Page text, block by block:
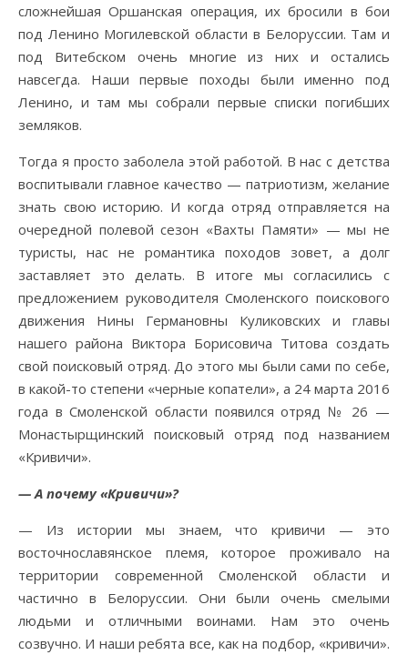
сложнейшая Оршанская операция, их бросили в бои
под Ленино Могилевской области в Белоруссии. Там и
под Витебском очень многие из них и остались
навсегда. Наши первые походы были именно под
Ленино, и там мы собрали первые списки погибших
земляков.
Тогда я просто заболела этой работой. В нас с детства
воспитывали главное качество — патриотизм, желание
знать свою историю. И когда отряд отправляется на
очередной полевой сезон «Вахты Памяти» — мы не
туристы, нас не романтика походов зовет, а долг
заставляет это делать. В итоге мы согласились с
предложением руководителя Смоленского поискового
движения Нины Германовны Куликовских и главы
нашего района Виктора Борисовича Титова создать
свой поисковый отряд. До этого мы были сами по себе,
в какой-то степени «черные копатели», а 24 марта 2016
года в Смоленской области появился отряд № 26 —
Монастырщинский поисковый отряд под названием
«Кривичи».
— А почему «Кривичи»?
— Из истории мы знаем, что кривичи — это
восточнославянское племя, которое проживало на
территории современной Смоленской области и
частично в Белоруссии. Они были очень смелыми
людьми и отличными воинами. Нам это очень
созвучно. И наши ребята все, как на подбор, «кривичи».